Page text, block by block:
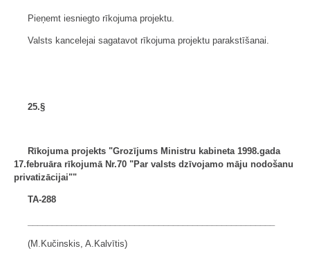
Pieņemt iesniegto rīkojuma projektu.
Valsts kancelejai sagatavot rīkojuma projektu parakstīšanai.
25.§
Rīkojuma projekts "Grozījums Ministru kabineta 1998.gada
17.februāra rīkojumā Nr.70 "Par valsts dzīvojamo māju nodošanu
privatizācijai""
TA-288
(M.Kučinskis, A.Kalvītis)